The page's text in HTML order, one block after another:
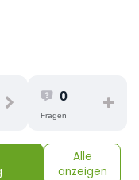
0
Fragen
Alle
anzeigen